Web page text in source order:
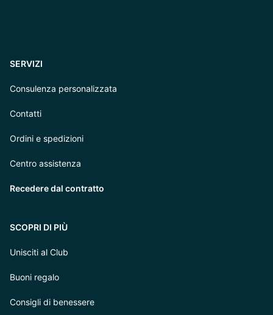
SERVIZI
Consulenza personalizzata
Contatti
Ordini e spedizioni
Centro assistenza
Recedere dal contratto
SCOPRI DI PIÙ
Unisciti al Club
Buoni regalo
Consigli di benessere